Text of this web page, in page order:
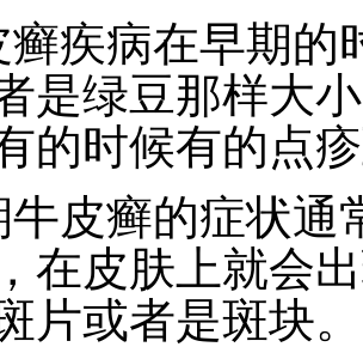
癣疾病在早期的
是绿豆那样大
的时候有的点
牛皮癣的症状通
在皮肤上就会
片或者是斑块。